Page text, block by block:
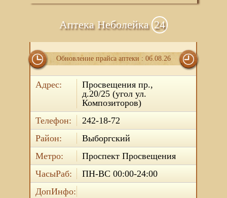
Аптека Неболейка 24
Обновление прайса аптеки : 06.08.26
Адрес:
Просвещения пр.,
д.20/25 (угол ул.
Композиторов)
Телефон:
242-18-72
Район:
Выборгский
Метро:
Проспект Просвещения
ЧасыРаб:
ПН-ВС 00:00-24:00
ДопИнфо: